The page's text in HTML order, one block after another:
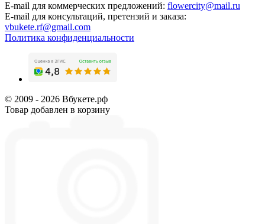
E-mail для коммерческих предложений: flowercity@mail.ru
E-mail для консультаций, претензий и заказа:
vbukete.rf@gmail.com
Политика конфиденциальности
© 2009 - 2026 Вбукете.рф
Товар добавлен в корзину